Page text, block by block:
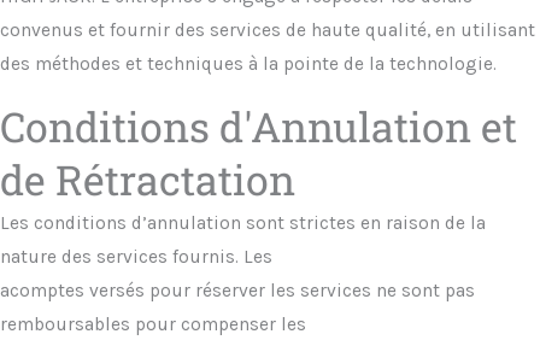
convenus et fournir des services de haute qualité, en utilisant
des méthodes et techniques à la pointe de la technologie.
Conditions d'Annulation et
de Rétractation
Les conditions d’annulation sont strictes en raison de la
nature des services fournis. Les
acomptes versés pour réserver les services ne sont pas
remboursables pour compenser les